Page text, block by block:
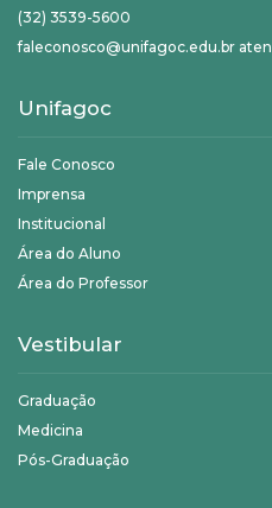
(32) 3539-5600
faleconosco@unifagoc.edu.br
Unifagoc
Fale Conosco
Imprensa
Institucional
Área do Aluno
Área do Professor
Vestibular
Graduação
Medicina
Pós-Graduação